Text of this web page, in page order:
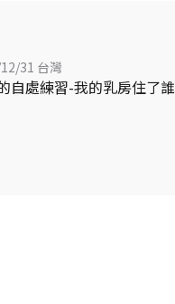
31 台灣
自處練習-我的乳房住了誰